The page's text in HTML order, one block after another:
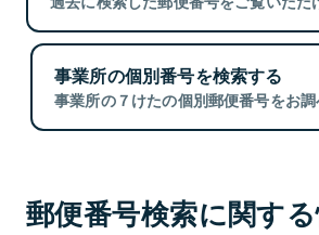
事業所の個別番号を検索する
事業所の７けたの個別郵便番号をお調
郵便番号検索に関す